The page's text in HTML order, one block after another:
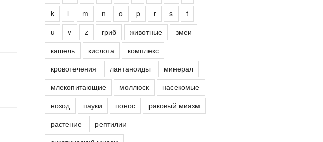
k
l m n o p r s
t
u
v z гриб животные
змеи
кашель
кислота
комплекс
кровотечения
лантаноиды
минерал
млекопитающие
моллюск
насекомые
нозод
пауки понос
раковый миазм
растение
рептилии